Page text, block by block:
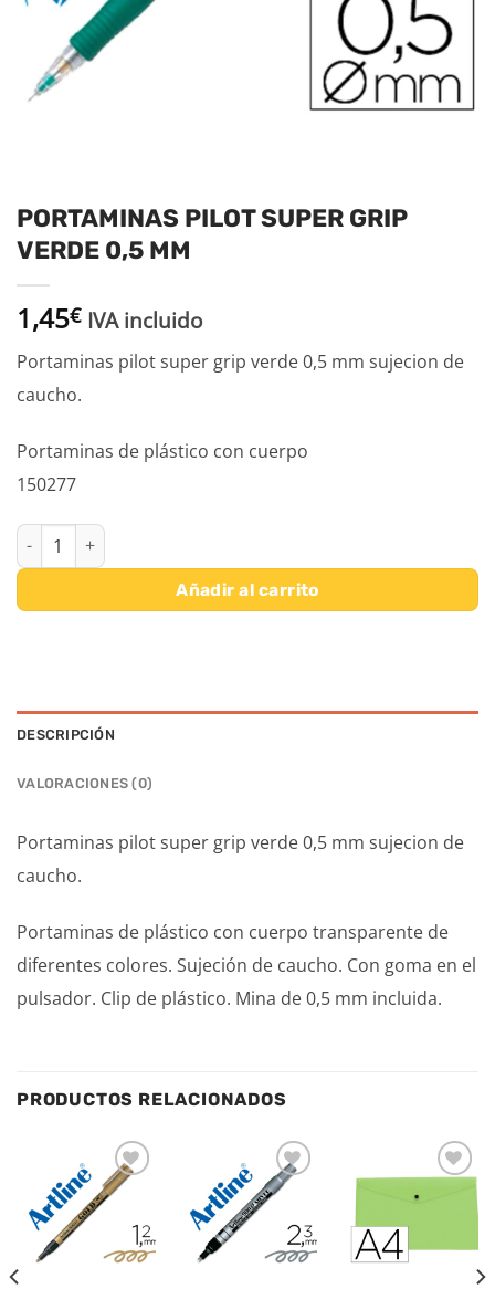
PORTAMINAS PILOT SUPER GRIP
VERDE 0,5 MM
1,45€ IVA incluido
Portaminas pilot super grip verde 0,5 mm sujecion de
caucho.
Portaminas de plástico con cuerpo
150277
PORTAMINAS PILOT SUPER GRIP VERDE 0,5 MM cantidad
Añadir al carrito
DESCRIPCIÓN
VALORACIONES (0)
Portaminas pilot super grip verde 0,5 mm sujecion de
caucho.
Portaminas de plástico con cuerpo transparente de
diferentes colores. Sujeción de caucho. Con goma en el
pulsador. Clip de plástico. Mina de 0,5 mm incluida.
PRODUCTOS RELACIONADOS
Añadir
lista de
deseos
Añadir
lista de
deseos